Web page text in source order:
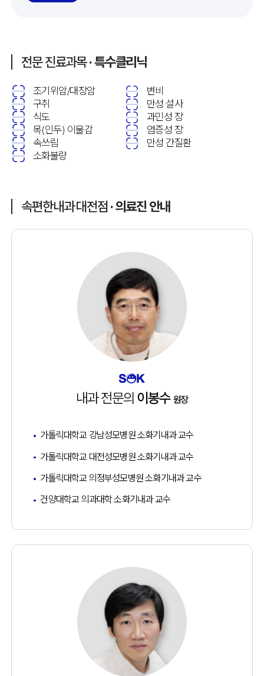
전문 진료과목· 특수클리닉
조기위암/대장암
변비
구취
만성 설사
식도
과민성 장
목(인두) 이물감
염증성 장
속쓰림
만성 간질환
소화불량
속편한내과 대전점 · 의료진 안내
내과 전문의 이봉수 원장
가톨릭대학교 강남성모병원 소화기내과 교수
가톨릭대학교 대전성모병원 소화기내과 교수
가톨릭대학교 의정부성모병원 소화기내과 교수
건양대학교 의과대학 소화기내과 교수